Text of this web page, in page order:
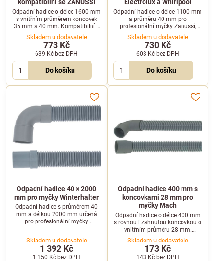
kompatibilní se ZANUSSI
Odpadní hadice o délce 1600 mm
s vnitřním průměrem koncovek
35 mm a 40 mm. Kompatibilní s
profesionálními myčkami
ZANUSSI.
Skladem u dodavatele
773 Kč
639 Kč bez DPH
Do košíku
Electrolux a Whirlpool
Odpadní hadice o délce 1100 mm
a průměru 40 mm pro
profesionální myčky Zanussi,
Electrolux a Whirlpool. Odolává
teplotám do 90 °C a má
koncovky s vnitřním průměrem
35 mm a 40 mm.
Skladem u dodavatele
730 Kč
603 Kč bez DPH
Do košíku
Odpadní hadice 40 × 2000
mm pro myčky Winterhalter
Odpadní hadice s průměrem 40
mm a délkou 2000 mm určená
pro profesionální myčky
Skladem u dodavatele
1 392 Kč
1 150 Kč bez DPH
Odpadní hadice 400 mm s
koncovkami 28 mm pro
myčky Mach
Odpadní hadice o délce 400 mm
s rovnou i zahnutou koncovkou o
vnitřním průměru 28 mm.
Vhodná pro profesionální myčky
nádobí značky Mach.
Skladem u dodavatele
173 Kč
143 Kč bez DPH